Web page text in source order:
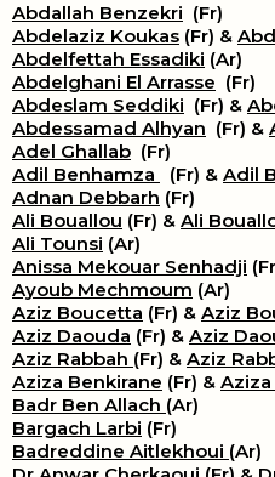
Abdallah Benzekri (Fr)
Abdelaziz Koukas (Fr) &
Abdelfettah Essadiki (Ar)
Abdelghani El Arrasse (Fr)
Abdeslam Seddiki (Fr) &
Abdessamad Alhyan (Fr) &
Adel Ghallab (Fr)
Adil Benhamza
(Fr) & Adil
Adnan Debbarh (Fr)
Ali Bouallou (Fr) & Ali
Ali Tounsi (Ar)
Anissa Mekouar Senhadji
Ayoub Mechmoum (Ar)
Aziz Boucetta (Fr) & Aziz
Aziz Daouda (Fr) & Aziz
Aziz Rabbah (Fr) & Aziz
Aziza Benkirane (Fr) &
Badr Ben Allach (Ar)
Bargach Larbi (Fr)
Badreddine Aitlekhoui (Ar)